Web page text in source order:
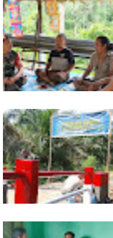
Warung Kopi Jadi Ruang
Komsos, Babinsa Ajak
Jaga Keamanan Lingkungan